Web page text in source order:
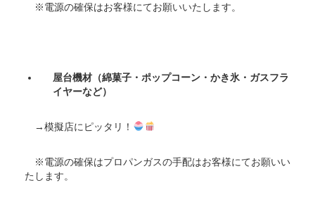
※電源の確保はお客様にてお願いいたします。
屋台機材（綿菓子・ポップコーン・かき氷・ガスフラ
イヤーなど）
→模擬店にピッタリ！
※電源の確保はプロパンガスの手配はお客様にてお願いい
たします。